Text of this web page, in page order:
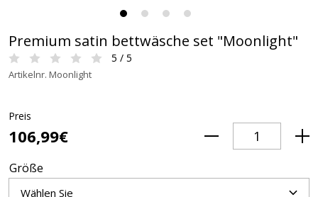
Premium satin bettwäsche set "Moonlight"
5 / 5
Artikelnr. Moonlight
Preis
106,99€
Größe